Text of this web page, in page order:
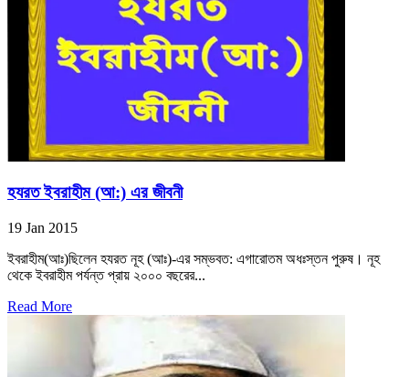
হযরত ইবরাহীম (আ:) এর জীবনী
19 Jan 2015
ইবরাহীম(আঃ)ছিলেন হযরত নূহ (আঃ)-এর সম্ভবত: এগারোতম অধঃস্তন পুরুষ। নূহ
থেকে ইবরাহীম পর্যন্ত প্রায় ২০০০ বছরের...
Read More